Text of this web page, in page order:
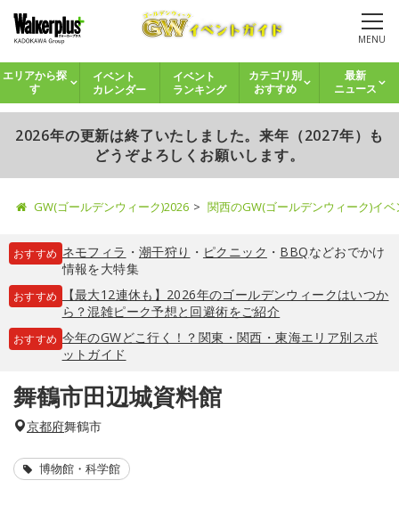
MENU
エリアから探
す
イベント
カレンダー
イベント
ランキング
カテゴリ別
おすすめ
最新
ニュース
2026年の更新は終了いたしました。来年（2027年）も
どうぞよろしくお願いします。
GW(ゴールデンウィーク)2026 関西のGW(ゴールデンウィーク)イ
おすすめ ネモフィラ ・ 潮干狩り ・ ピクニック ・ BBQなどおでかけ
情報を大特集
おすすめ
【最大12連休も】2026年のゴールデンウィークはいつか
ら？混雑ピーク予想と回避術をご紹介
おすすめ 今年のGWどこ行く！？関東・関西・東海エリア別スポ
ットガイド
舞鶴市田辺城資料館
京都府舞鶴市
博物館・科学館